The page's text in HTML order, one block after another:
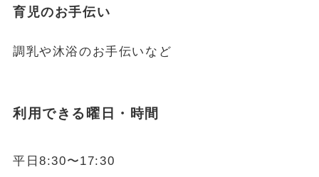
育児のお手伝い
調乳や沐浴のお手伝いなど
利用できる曜日・時間
平日8:30〜17:30